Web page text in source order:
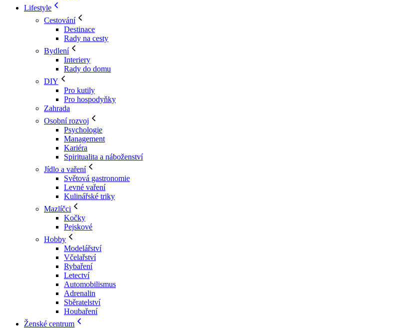
Lifestyle
Cestování
Destinace
Rady na cesty
Bydlení
Interiery
Rady do domu
DIY
Pro kutily
Pro hospodyňky
Zahrada
Osobní rozvoj
Psychologie
Management
Kariéra
Spiritualita a náboženství
Jídlo a vaření
Světová gastronomie
Levné vaření
Kulinářské triky
Mazlíčci
Kočky
Pejskové
Hobby
Modelářství
Včelařství
Rybaření
Letectví
Automobilismus
Adrenalin
Sběratelství
Houbaření
Ženské centrum